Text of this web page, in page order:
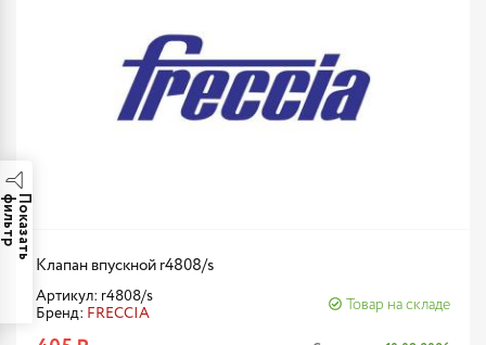
П
о
к
а
з
а
т
ь
ф
и
л
ь
т
Клапан впускной r4808/s
Артикул: r4808/s
Бренд: FRECCIA
Товар на складе